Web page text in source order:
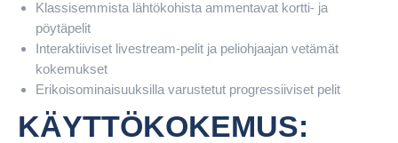
Klassisemmista lähtökohista ammentavat kortti- ja
pöytäpelit
Interaktiiviset livestream-pelit ja peliohjaajan vetämät
kokemukset
Erikoisominaisuuksilla varustetut progressiiviset pelit
KÄYTTÖKOKEMUS: